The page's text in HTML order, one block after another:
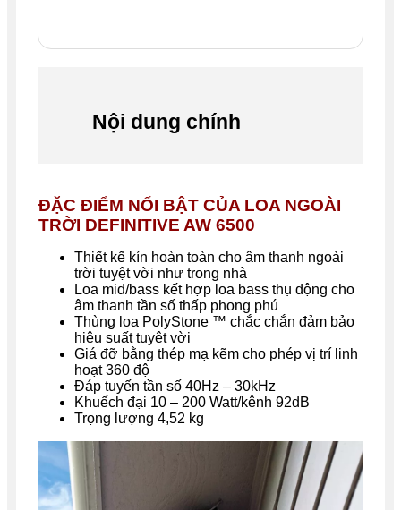
Nội dung chính
ĐẶC ĐIỂM NỔI BẬT CỦA LOA NGOÀI
TRỜI DEFINITIVE AW 6500
Thiết kế kín hoàn toàn cho âm thanh ngoài
trời tuyệt vời như trong nhà
Loa mid/bass kết hợp loa bass thụ động cho
âm thanh tần số thấp phong phú
Thùng loa PolyStone ™ chắc chắn đảm bảo
hiệu suất tuyệt vời
Giá đỡ bằng thép mạ kẽm cho phép vị trí linh
hoạt 360 độ
Đáp tuyến tần số 40Hz – 30kHz
Khuếch đại 10 – 200 Watt/kênh 92dB
Trọng lượng 4,52 kg